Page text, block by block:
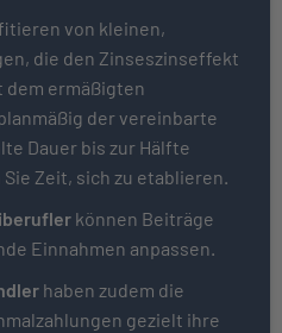
von kleinen,
die den Zinseszinseffekt
dem ermäßigten
der vereinbarte
Dauer bis zur Hälfte
Zeit, sich zu etablieren.
können Beiträge
Einnahmen anpassen.
haben zudem die
gezielt ihre